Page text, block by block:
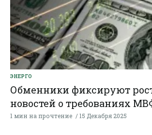
ЭНЕРГО
Обменники фиксируют
новостей о требованиях
1 мин на прочтение 15 Декабря 2025